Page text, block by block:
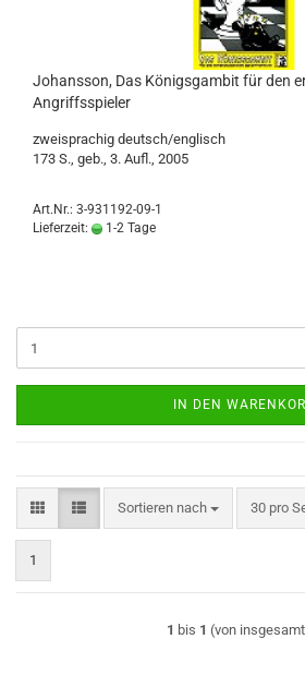
Johansson, Das Königsgambit für den
Angriffsspieler
zweisprachig deutsch/englisch
173 S., geb., 3. Aufl., 2005
Art.Nr.: 3-931192-09-1
Lieferzeit:
1-2 Tage
IN DEN
Sortieren nach
Sortieren nach 30 pro
pro Seite
1
1 bis 1 (von insgesamt